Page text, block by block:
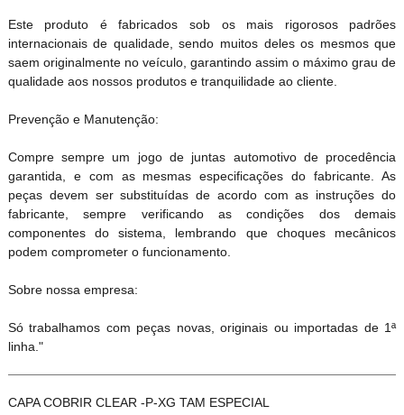
Este produto é fabricados sob os mais rigorosos padrões
internacionais de qualidade, sendo muitos deles os mesmos que
saem originalmente no veículo, garantindo assim o máximo grau de
qualidade aos nossos produtos e tranquilidade ao cliente.
Prevenção e Manutenção:
Compre sempre um jogo de juntas automotivo de procedência
garantida, e com as mesmas especificações do fabricante. As
peças devem ser substituídas de acordo com as instruções do
fabricante, sempre verificando as condições dos demais
componentes do sistema, lembrando que choques mecânicos
podem comprometer o funcionamento.
Sobre nossa empresa:
Só trabalhamos com peças novas, originais ou importadas de 1ª
linha."
CAPA COBRIR CLEAR -P-XG TAM ESPECIAL